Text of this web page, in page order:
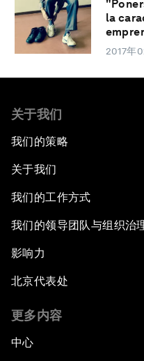
la
2017年
关于我们
我们的策略
关于我们
我们的工作方式
我们的领导团队与组织治
影响力
北京代表处
更多内容
中心